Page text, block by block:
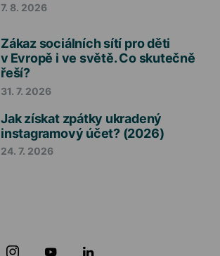
7. 8. 2026
Zákaz sociálních sítí pro děti
v Evropě i ve světě. Co skutečně
řeší?
31. 7. 2026
Jak získat zpátky ukradený
instagramový účet? (2026)
24. 7. 2026